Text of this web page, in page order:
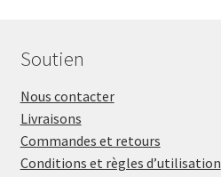
Soutien
Nous contacter
Livraisons
Commandes et retours
Conditions et règles d’utilisation